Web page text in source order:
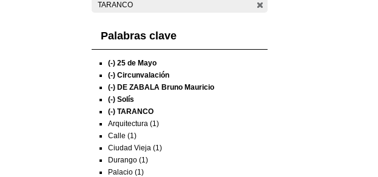
TARANCO
Palabras clave
(-) 25 de Mayo
(-) Circunvalación
(-) DE ZABALA Bruno Mauricio
(-) Solís
(-) TARANCO
Arquitectura (1)
Calle (1)
Ciudad Vieja (1)
Durango (1)
Palacio (1)